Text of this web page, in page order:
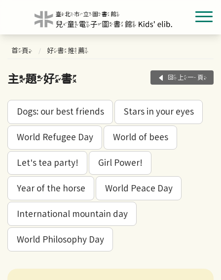
首頁 好書推薦
主題好書 回上一頁
Dogs: our best friends Stars in your eyes
World Refugee Day World of bees
Let's tea party! Girl Power!
Year of the horse World Peace Day
International mountain day
World Philosophy Day